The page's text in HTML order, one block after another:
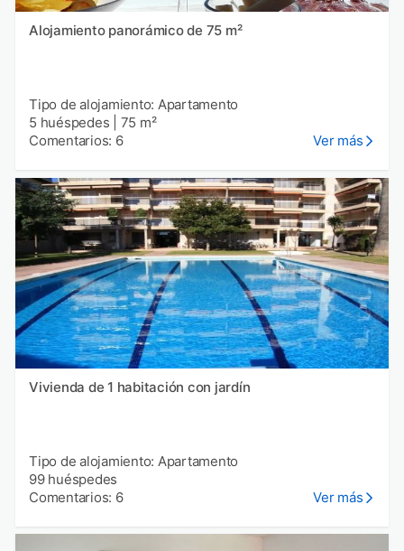
Alojamiento panorámico de 75 m²
Tipo de alojamiento: Apartamento
5 huéspedes
75 m²
Comentarios: 6
Ver más
Vivienda de 1 habitación con jardín
Tipo de alojamiento: Apartamento
99 huéspedes
Comentarios: 6
Ver más